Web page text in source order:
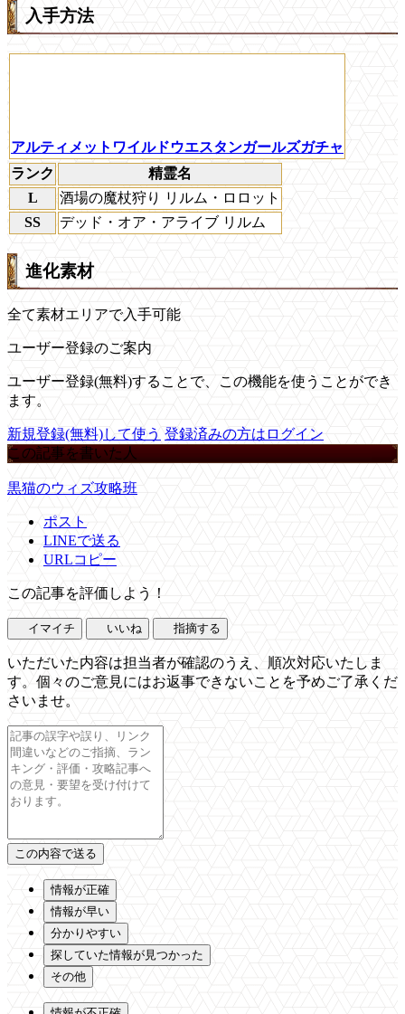
入手方法
アルティメットワイルドウエスタンガールズガチャ
ランク
精霊名
L
酒場の魔杖狩り リルム・ロロット
SS
デッド・オア・アライブ リルム
進化素材
全て素材エリアで入手可能
ユーザー登録のご案内
ユーザー登録(無料)することで、この機能を使うことができ
ます。
新規登録(無料)して使う 登録済みの方はログイン
この記事を書いた人
黒猫のウィズ攻略班
ポスト
LINEで送る
URLコピー
この記事を評価しよう！
イマイチ いいね 指摘する
いただいた内容は担当者が確認のうえ、順次対応いたしま
す。個々のご意見にはお返事できないことを予めご了承くだ
さいませ。
情報が正確
情報が早い
分かりやすい
探していた情報が見つかった
その他